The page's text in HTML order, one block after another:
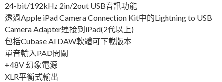
24-bit/192kHz 2in/2out USB音訊功能
透過Apple iPad Camera Connection Kit中的Lightning to USB
Camera Adapter連接到iPad(2代以上)
包括Cubase AI DAW軟體可下載版本
單音輸入PAD開關
+48V 幻象電源
XLR平衡式輸出